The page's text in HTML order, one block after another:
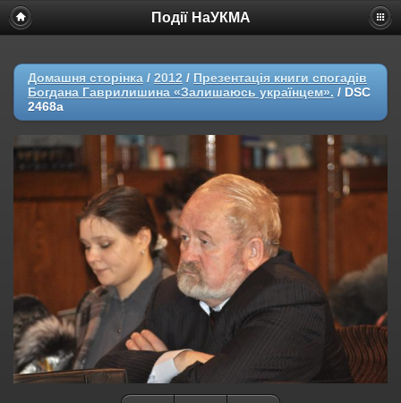
Події НаУКМА
Домашня сторінка / 2012 / Презентація книги спогадів
Богдана Гаврилишина «Залишаюсь українцем». / DSC
2468a